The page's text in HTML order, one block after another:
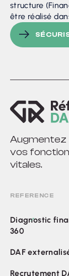
structure
être réalisé
Augmentez
vos
vitales.
REFERENCE
Diagnostic
360
DAF
Recrutement